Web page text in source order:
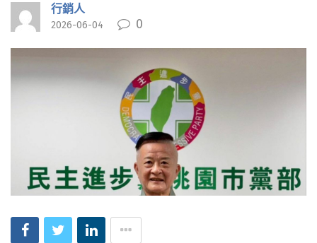
行銷人
2026-06-04 0